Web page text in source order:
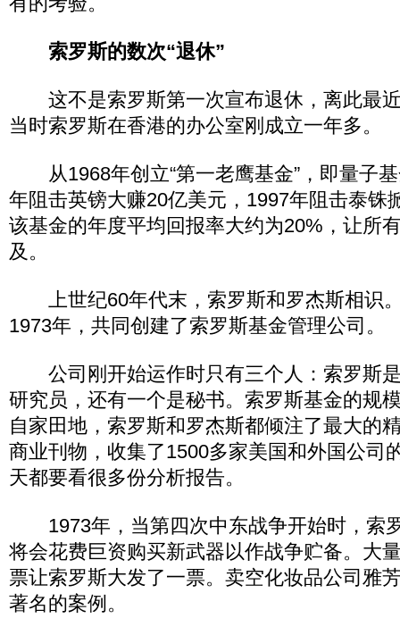
索罗斯的数次“退休”
这不是索罗斯第一次宣布退休，离此最
当时索罗斯在香港的办公室刚成立一年多。
从1968年创立“第一老鹰基金”，即量子基
年阻击英镑大赚20亿美元，1997年阻击泰铢
该基金的年度平均回报率大约为20%，让所
及。
上世纪60年代末，索罗斯和罗杰斯相识
1973年，共同创建了索罗斯基金管理公司。
公司刚开始运作时只有三个人：索罗斯
研究员，还有一个是秘书。索罗斯基金的规
自家田地，索罗斯和罗杰斯都倾注了最大的
商业刊物，收集了1500多家美国和外国公司
天都要看很多份分析报告。
1973年，当第四次中东战争开始时，索
将会花费巨资购买新武器以作战争贮备。大
票让索罗斯大发了一票。卖空化妆品公司雅
著名的案例。